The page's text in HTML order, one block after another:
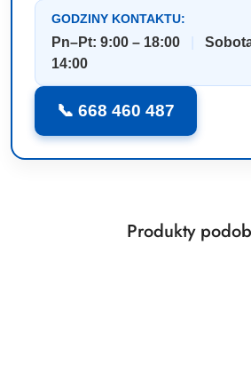
GODZINY KONTAKTU:
Pn–Pt: 9:00 – 18:00
14:00
📞 668 460 487
Pomiń karuzelę produktów
Produkty
Produkty